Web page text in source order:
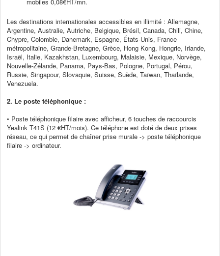
Les destinations internationales accessibles en illimité : Allemagne,
Argentine, Australie, Autriche, Belgique, Brésil, Canada, Chili, Chine,
Chypre, Colombie, Danemark, Espagne, États-Unis, France
métropolitaine, Grande-Bretagne, Grèce, Hong Kong, Hongrie, Irlande,
Israël, Italie, Kazakhstan, Luxembourg, Malaisie, Mexique, Norvège,
Nouvelle-Zélande, Panama, Pays-Bas, Pologne, Portugal, Pérou,
Russie, Singapour, Slovaquie, Suisse, Suède, Taïwan, Thaïlande,
Venezuela.
2. Le poste téléphonique :
• Poste téléphonique filaire avec afficheur, 6 touches de raccourcis
Yealink T41S (12 €HT/mois). Ce téléphone est doté de deux prises
réseau, ce qui permet de chaîner prise murale -> poste téléphonique
filaire -> ordinateur.